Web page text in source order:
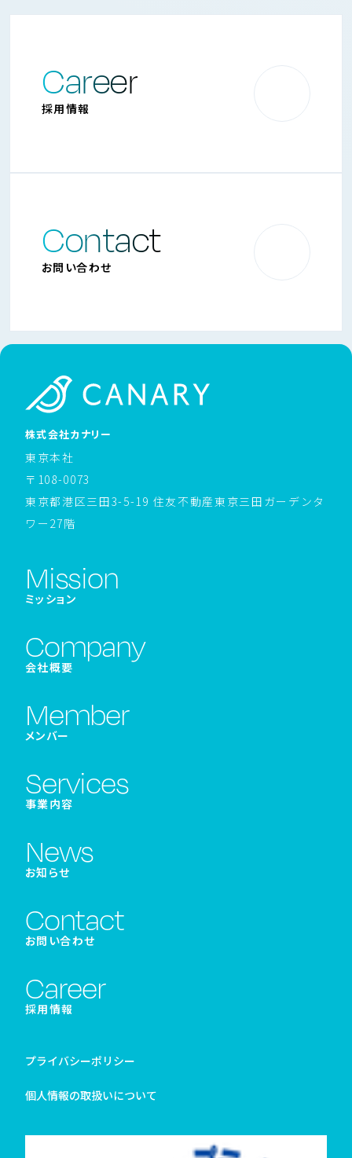
Career
採用情報
Contact
お問い合わせ
株式会社カナリー
東京本社
〒108-0073
東京都港区三田3-5-19 住友不動産東京三田ガーデンタ
ワー27階
Mission
ミッション
Company
会社概要
Member
メンバー
Services
事業内容
News
お知らせ
Contact
お問い合わせ
Career
採用情報
プライバシーポリシー
個人情報の取扱いについて